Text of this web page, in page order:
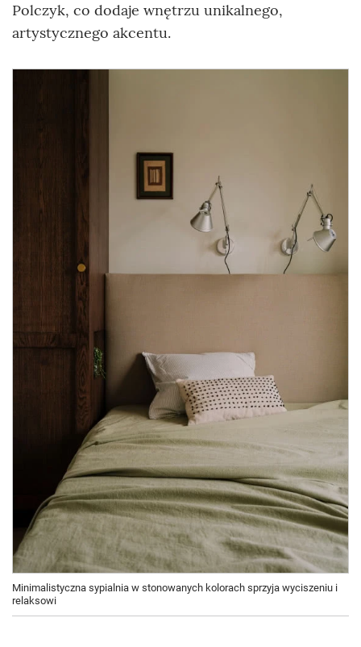
Polczyk, co dodaje wnętrzu unikalnego,
artystycznego akcentu.
Minimalistyczna sypialnia w stonowanych kolorach sprzyja wyciszeniu i
relaksowi